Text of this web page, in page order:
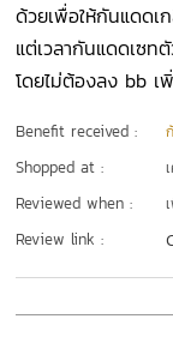
ด้วยเพื่อให้กันแดดเ
แต่เวลากันแดดเซท
โดยไม่ต้องลง bb เ
Benefit received :
Shopped at :
Reviewed when :
Review link :